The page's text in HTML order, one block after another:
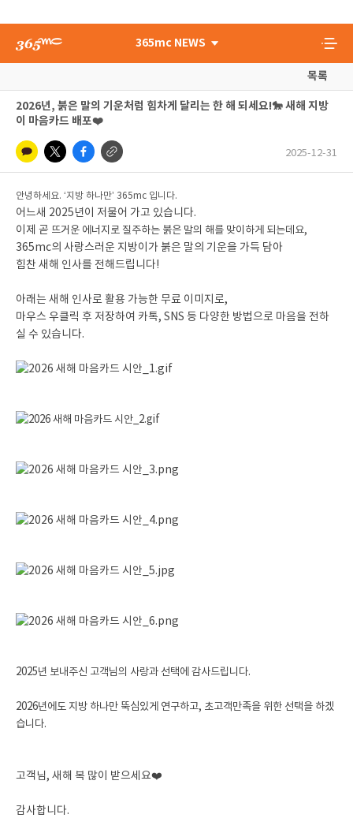
365mc NEWS
목록
2026년, 붉은 말의 기운처럼 힘차게 달리는 한 해 되세요!🐎 새해 지방
이 마음카드 배포❤️
2025-12-31
안녕하세요. ‘지방 하나만’ 365mc 입니다.
어느새 2025년이 저물어 가고 있습니다.
이제 곧 뜨거운 에너지로 질주하는 붉은 말의 해를 맞이하게 되는데요,
365mc의 사랑스러운 지방이가 붉은 말의 기운을 가득 담아
힘찬 새해 인사를 전해드립니다!
아래는 새해 인사로 활용 가능한 무료 이미지로,
마우스 우클릭 후 저장하여 카톡, SNS 등 다양한 방법으로 마음을 전하
실 수 있습니다.
2025년 보내주신 고객님의 사랑과 선택에 감사드립니다.
2026년에도 지방 하나만 뚝심있게 연구하고, 초고객만족을 위한 선택을 하겠
습니다.
고객님, 새해 복 많이 받으세요❤️
감사합니다.